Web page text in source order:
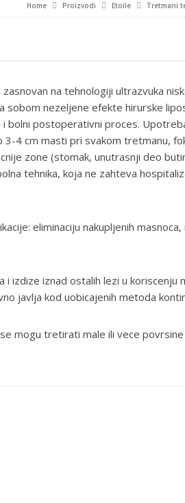
Home Proizvodi Etoile Tretmani
zasnovan na tehnologiji ultrazvuka
sobom nezeljene efekte hirurske
i bolni postoperativni proces.
3-4 cm masti pri svakom tretmanu,
zone (stomak, unutrasnji deo
tehnika, koja ne zahteva
eliminaciju nakupljenih
izdize iznad ostalih lezi u koriscenju
javlja kod uobicajenih metoda
mogu tretirati male ili vece